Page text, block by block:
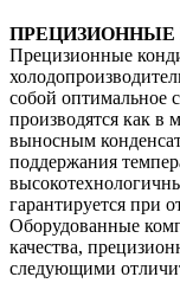
ПРЕЦИЗИОННЫЕ
Прецизионные
собой оптимальное
производятся как в
выносным
поддержания
гарантируется при
Оборудованные
качества,
следующими